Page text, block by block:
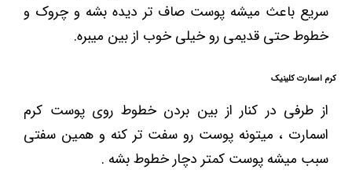
سریع باعث میشه پوست صاف تر دیده بشه و چروک و
خطوط حتی قدیمی رو خیلی خوب از بین میبره.
کرم اسمارت کلینیک
از طرفی در کنار از بین بردن خطوط روی پوست کرم
اسمارت ، میتونه پوست رو سفت تر کنه و همین سفتی
سبب میشه پوست کمتر دچار خطوط بشه .